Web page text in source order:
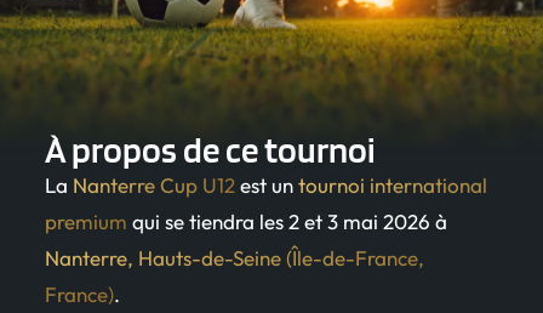
À propos de ce tournoi
La Nanterre Cup U12est untournoi international
premium qui se tiendra les 2 et 3 mai 2026 à
Nanterre, Hauts-de-Seine (Île-de-France,
France).